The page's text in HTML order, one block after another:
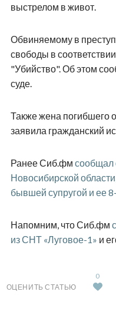
выстрелом в живот.
Обвиняемому в
свободы в
"Убийство". Об этом
суде.
Также жена погибшего
заявила гражданский
Ранее Сиб.фм сообщал
Новосибирской
бывшей супругой и ее
Напомним, что Сиб.фм
из СНТ «Луговое-1» и
ОЦЕНИТЬ СТАТЬЮ
0